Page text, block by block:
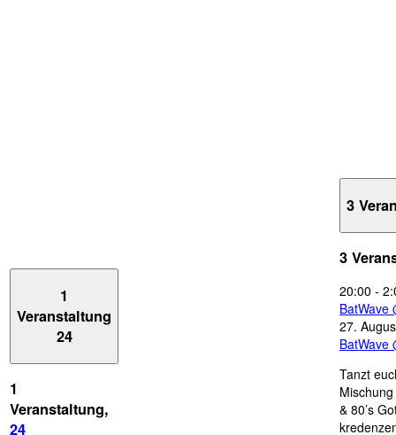
1
Veranstaltung
24
1
Veranstaltung,
24
3
3
20:00 -
BatWave
27.
BatWave
Tanzt
& 80’s